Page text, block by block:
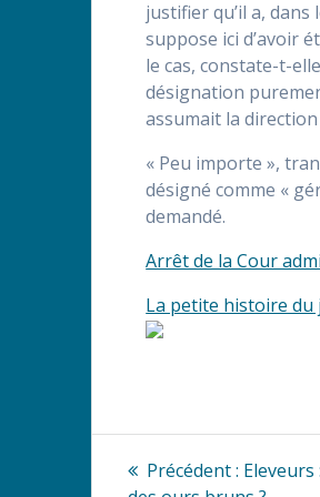
justifier qu’il a,
suppose ici d’avoir
le cas, constate-t-
désignation
assumait la
« Peu importe »,
désigné comme «
demandé.
Arrêt de la Cour
La petite histoire du
Navigation
Précédent : Article